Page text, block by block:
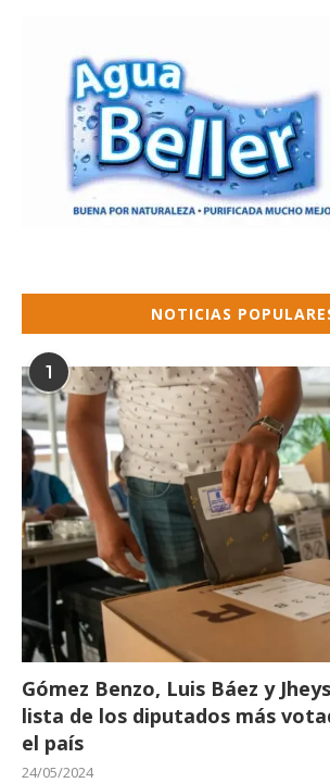
NOTICIAS
1
Gómez Benzo, Luis Báez y
lista de los diputados más
el país
24/05/2024